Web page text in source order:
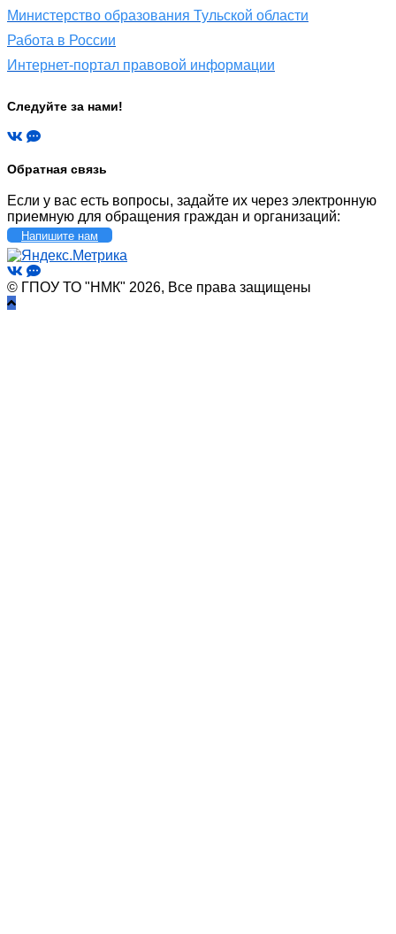
Министерство образования Тульской области
Работа в России
Интернет-портал правовой информации
Следуйте за нами!
Обратная связь
Если у вас есть вопросы, задайте их через электронную
приемную для обращения граждан и организаций:
Напишите нам
© ГПОУ ТО "НМК" 2026, Все права защищены